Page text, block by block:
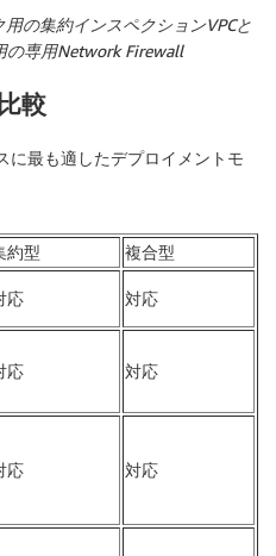
の集約インスペクションVPCと
の専用Network Firewall
較
に最も適したデプロイメントモ
約型
複合型
応 対応
応 対応
応 対応